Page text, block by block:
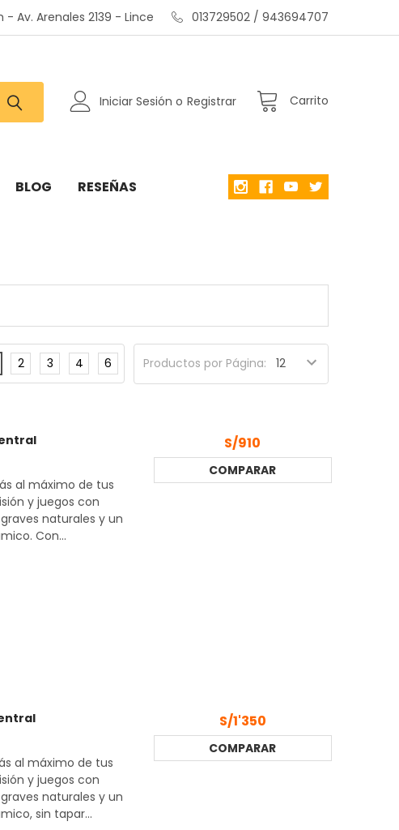
- Av. Arenales 2139 - Lince 013729502 / 943694707
Iniciar Sesión o Registrar Carrito
BLOG RESEÑAS
Productos por Página:
2 3 4 6
al máximo de tus
y juegos con
naturales y un
Con...
S/910
COMPARAR
al máximo de tus
y juegos con
naturales y un
sin tapar...
S/1'350
COMPARAR